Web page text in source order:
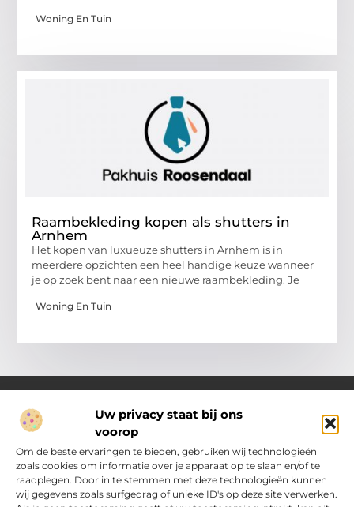
Uw privacy staat bij ons
voorop
Om de beste ervaringen te bieden, gebruiken wij technologieën
zoals cookies om informatie over je apparaat op te slaan en/of te
raadplegen. Door in te stemmen met deze technologieën kunnen
wij gegevens zoals surfgedrag of unieke ID's op deze site verwerken.
Woning En Tuin
Raambekleding kopen als shutters in
Arnhem
Het kopen van luxueuze shutters in Arnhem is in
meerdere opzichten een heel handige keuze wanneer
je op zoek bent naar een nieuwe raambekleding. Je
Woning En Tuin
Over Pakhuisroosendaal.nl
Jouw gids voor inspiratie en tips uit het dagelijks leven.
Ontdek een brede verzameling blogs en artikelen die je helpen
om het meeste uit elke dag te halen, met praktische adviezen
en verrassende inzichten.